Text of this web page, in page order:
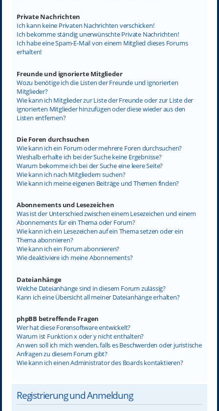
Private Nachrichten
Ich kann keine Privaten Nachrichten verschicken!
Ich bekomme ständig unerwünschte Private Nachrichten!
Ich habe eine Spam-E-Mail von einem Mitglied dieses Forums
erhalten!
Freunde und ignorierte Mitglieder
Wozu benötige ich die Listen der Freunde und ignorierten
Mitglieder?
Wie kann ich Mitglieder zur Liste der Freunde oder zur Liste der
ignorierten Mitglieder hinzufügen oder diese wieder aus den
Listen entfernen?
Die Foren durchsuchen
Wie kann ich ein Forum oder mehrere Foren durchsuchen?
Weshalb erhalte ich bei der Suche keine Ergebnisse?
Warum bekomme ich bei der Suche eine leere Seite?
Wie kann ich nach Mitgliedern suchen?
Wie kann ich meine eigenen Beiträge und Themen finden?
Abonnements und Lesezeichen
Was ist der Unterschied zwischen einem Lesezeichen und einem
Abonnements für ein Thema oder Forum?
Wie kann ich ein Lesezeichen auf ein Thema setzen oder ein
Thema abonnieren?
Wie kann ich ein Forum abonnieren?
Wie deaktiviere ich meine Abonnements?
Dateianhänge
Welche Dateianhänge sind in diesem Forum zulässig?
Kann ich eine Übersicht all meiner Dateianhänge erhalten?
phpBB betreffende Fragen
Wer hat diese Forensoftware entwickelt?
Warum ist Funktion x oder y nicht enthalten?
An wen soll ich mich wenden, falls es Beschwerden oder juristische
Anfragen zu diesem Forum gibt?
Wie kann ich einen Administrator des Boards kontaktieren?
Registrierung und Anmeldung